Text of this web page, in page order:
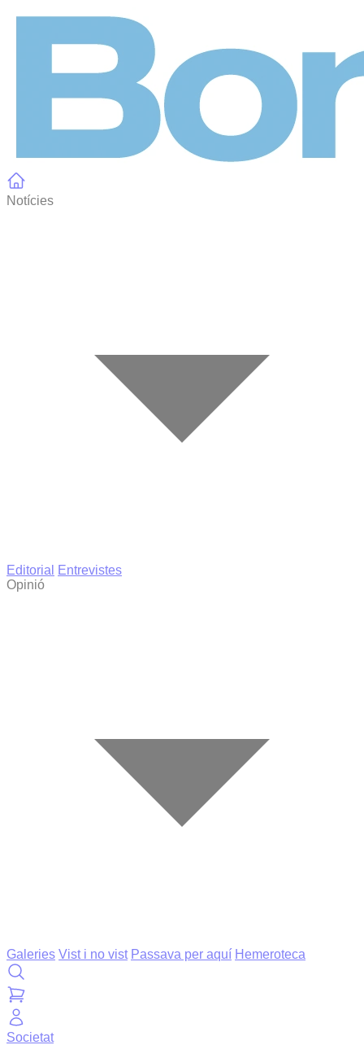
Notícies
Editorial
Entrevistes
Opinió
Galeries Vist i no vist Passava per aquí Hemeroteca
Societat